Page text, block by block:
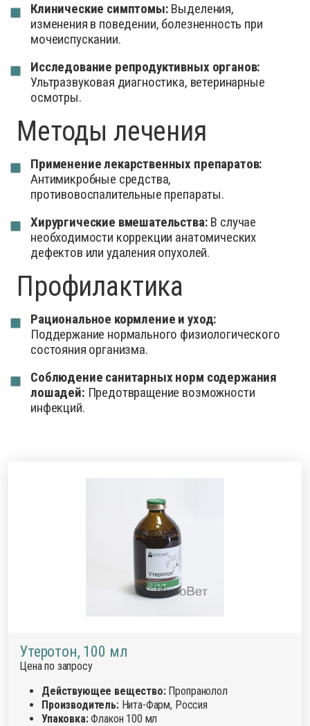
Клинические симптомы: Выделения,
изменения в поведении, болезненность при
мочеиспускании.
Исследование репродуктивных органов:
Ультразвуковая диагностика, ветеринарные
осмотры.
Методы лечения
Применение лекарственных препаратов:
Антимикробные средства,
противовоспалительные препараты.
Хирургические вмешательства: В случае
необходимости коррекции анатомических
дефектов или удаления опухолей.
Профилактика
Рациональное кормление и уход:
Поддержание нормального физиологического
состояния организма.
Соблюдение санитарных норм содержания
лошадей: Предотвращение возможности
инфекций.
Утеротон, 100 мл
Цена по запросу
Действующее вещество:Пропранолол
Производитель:Нита-Фарм, Россия
Упаковка:Флакон 100 мл